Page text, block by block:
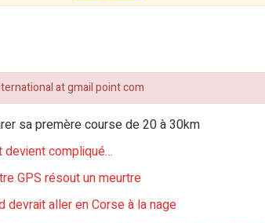
at gmail point com
sa premère course de 20 à 30km
devient compliqué…
GPS résout un meurtre
devrait aller en Corse à la nage